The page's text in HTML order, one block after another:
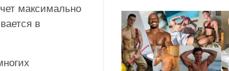
максимально
в